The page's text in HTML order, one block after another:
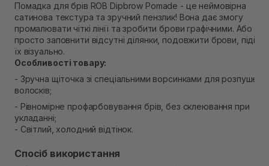
Самовивіз м. Рівне, вул. 16-го Липня, 15
В наявності
Самовивіз м. Рівне, вул. Кулика і Гудачека 23 (ТЦ
Екватор)
В наявності
Помадка для брів ROB Dipbrow Pomade - це неймовірна
сатинова текстура та зручний пензлик! Вона дає змогу
промалювати чіткі лінії та зробити брови графічними. Або
просто заповнити відсутні ділянки, подовжити брови,
їх візуально.
Особливості товару:
- Зручна щіточка зі спеціальними ворсинками для
волосків;
- Рівномірне профарбовування брів, без склеювання при
укладанні;
- Світлий, холодний відтінок.
Спосіб використання